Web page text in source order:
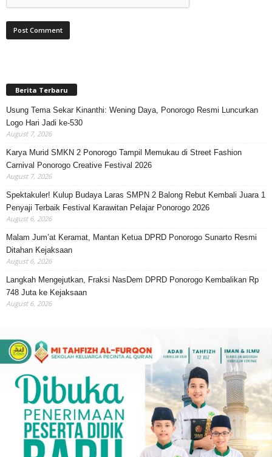
Berita Terbaru
Usung Tema Sekar Kinanthi: Wening Daya, Ponorogo Resmi Luncurkan
Logo Hari Jadi ke-530
August 7, 2026
Karya Murid SMKN 2 Ponorogo Tampil Memukau di Street Fashion
Carnival Ponorogo Creative Festival 2026
August 7, 2026
Spektakuler! Kulup Budaya Laras SMPN 2 Balong Rebut Kembali Juara 1
Penyaji Terbaik Festival Karawitan Pelajar Ponorogo 2026
August 6, 2026
Malam Jum’at Keramat, Mantan Ketua DPRD Ponorogo Sunarto Resmi
Ditahan Kejaksaan
August 6, 2026
Langkah Mengejutkan, Fraksi NasDem DPRD Ponorogo Kembalikan Rp
748 Juta ke Kejaksaan
August 6, 2026